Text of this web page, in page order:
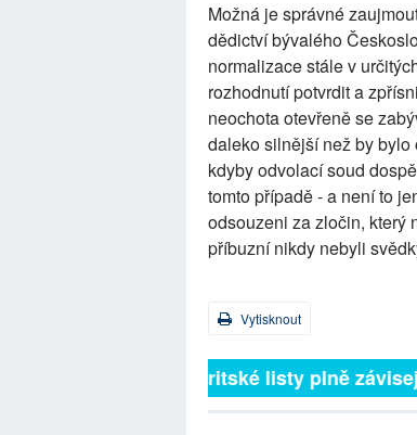
Možná je správné
dědictví bývalého
normalizace stále v
rozhodnutí potvrdit a
neochota otevřeně se
daleko silnější než by bylo
kdyby odvolací soud
tomto případě - a není to
odsouzeni za zločin, který
příbuzní nikdy nebyli
Vytisknout
Britské listy plně